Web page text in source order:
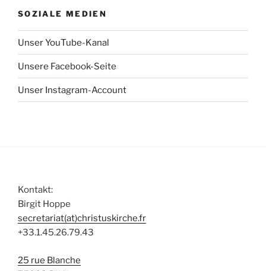
SOZIALE MEDIEN
Unser YouTube-Kanal
Unsere Facebook-Seite
Unser Instagram-Account
Kontakt:
Birgit Hoppe
secretariat(at)christuskirche.fr
+33.1.45.26.79.43
25 rue Blanche